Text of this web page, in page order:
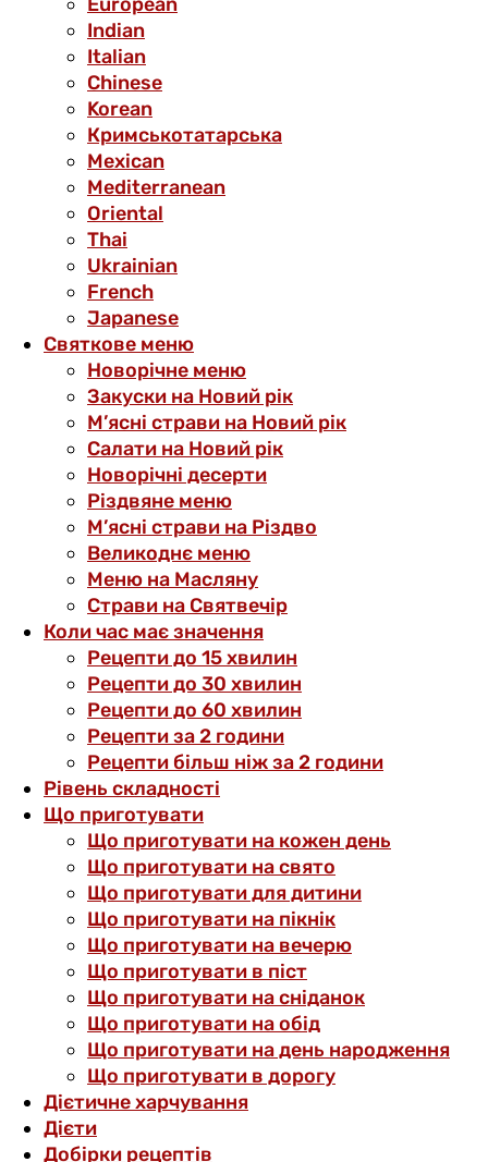
Indian
Italian
Chinese
Korean
Кримськотатарська
Mexican
Mediterranean
Oriental
Thai
Ukrainian
French
Japanese
Святкове меню
Новорічне меню
Закуски на Новий рік
М’ясні страви на Новий рік
Салати на Новий рік
Новорічні десерти
Різдвяне меню
М’ясні страви на Різдво
Великоднє меню
Меню на Масляну
Страви на Святвечір
Коли час має значення
Рецепти до 15 хвилин
Рецепти до 30 хвилин
Рецепти до 60 хвилин
Рецепти за 2 години
Рецепти більш ніж за 2 години
Рівень складності
Що приготувати
Що приготувати на кожен день
Що приготувати на свято
Що приготувати для дитини
Що приготувати на пікнік
Що приготувати на вечерю
Що приготувати в піст
Що приготувати на сніданок
Що приготувати на обід
Що приготувати на день народження
Що приготувати в дорогу
Дієтичне харчування
Дієти
Добірки рецептів